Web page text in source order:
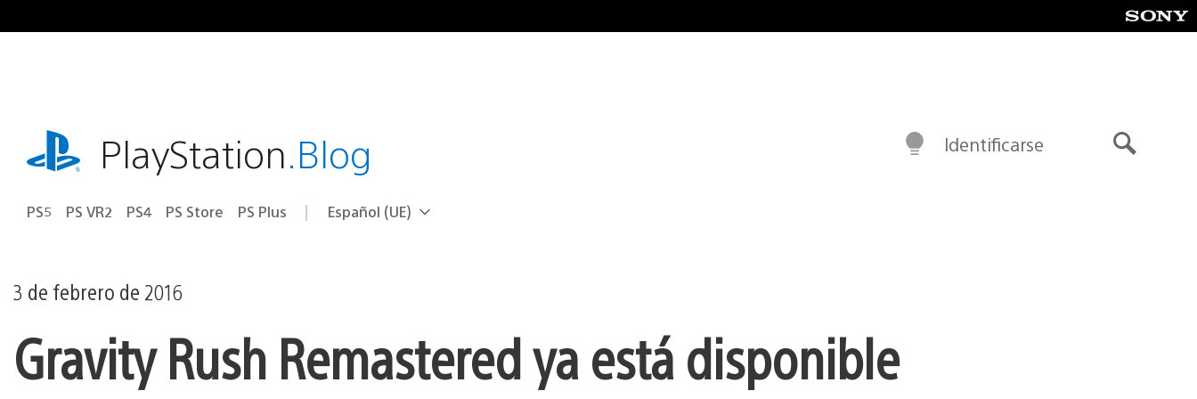
al
playstation.comPlayStation.Blog
PS5 PS VR2 PS4 PS Store PS Plus Selecciona
Región
Español (UE)
Identificarse
3 de febrero de 2016
Gravity Rush Remastered ya está disponible